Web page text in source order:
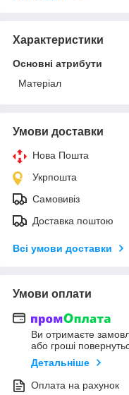
Характеристики
Основні атрибути
Матеріал
Умови доставки
Нова Пошта
Укрпошта
Самовивіз
Доставка поштою
Всі умови доставки
Умови оплати
Ви отримаєте
або гроші
Детальніше
Оплата на рахунок